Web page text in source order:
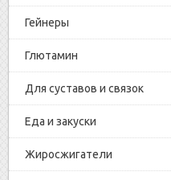
Гейнеры
Глютамин
Для суставов и связок
Еда и закуски
Жиросжигатели